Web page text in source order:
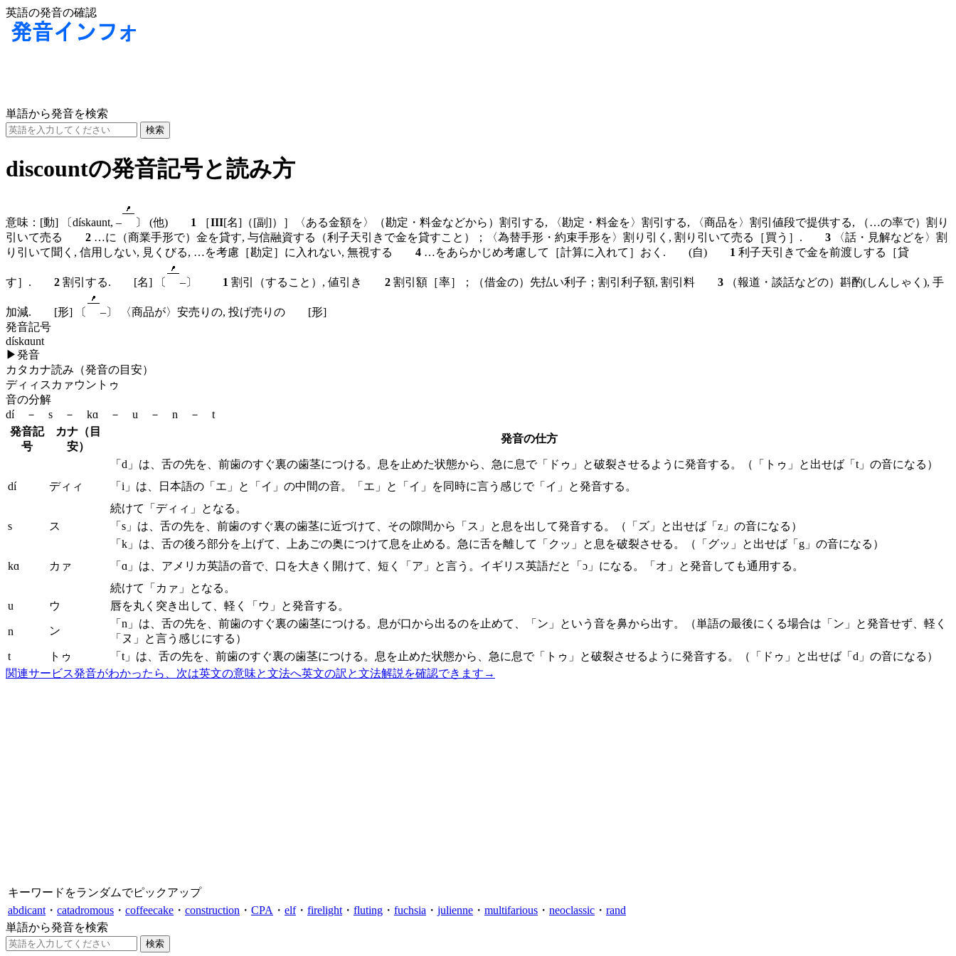
英語の発音の確認
単語から発音を検索
discountの発音記号と読み方
意味： [動] 〔dískaunt, – 〕 (他) 1 ［III[名] （[副]）］〈ある金額を〉（勘定・料金などから）割引する, 〈勘定・料金を〉割引する, 〈商品を〉割引値段で提供する, （…の率で）割り
引いて売る 2 …に（商業手形で）金を貸す, 与信融資する（利子天引きで金を貸すこと）；〈為替手形・約束手形を〉割り引く, 割り引いて売る［買う］. 3 〈話・見解などを〉割
り引いて聞く, 信用しない, 見くびる, …を考慮［勘定］に入れない, 無視する 4 …をあらかじめ考慮して［計算に入れて］おく. (自) 1 利子天引きで金を前渡しする［貸
す］. 2 割引する. [名] 〔 –〕 1 割引（すること）, 値引き 2 割引額［率］；（借金の）先払い利子；割引利子額, 割引料 3 （報道・談話などの）斟酌(しんしゃく), 手
加減. [形] 〔 –〕 〈商品が〉安売りの, 投げ売りの [形]
発音記号
dískɑunt
▶発音
カタカナ読み（発音の目安）
ディィスカァウントゥ
音の分解
dí － s － kɑ － u － n － t
発音記
号
カナ（目
安）
発音の仕方
dí ディィ
「d」は、舌の先を、前歯のすぐ裏の歯茎につける。息を止めた状態から、急に息で「ドゥ」と破裂させるように発音する。（「トゥ」と出せば「t」の音になる）
「i」は、日本語の「エ」と「イ」の中間の音。「エ」と「イ」を同時に言う感じで「イ」と発音する。
続けて「ディィ」となる。
s
ス 「s」は、舌の先を、前歯のすぐ裏の歯茎に近づけて、その隙間から「ス」と息を出して発音する。（「ズ」と出せば「z」の音になる）
kɑ カァ
「k」は、舌の後ろ部分を上げて、上あごの奥につけて息を止める。急に舌を離して「クッ」と息を破裂させる。（「グッ」と出せば「g」の音になる）
「ɑ」は、アメリカ英語の音で、口を大きく開けて、短く「ア」と言う。イギリス英語だと「ɔ」になる。「オ」と発音しても通用する。
続けて「カァ」となる。
u
ウ 唇を丸く突き出して、軽く「ウ」と発音する。
n ン
「n」は、舌の先を、前歯のすぐ裏の歯茎につける。息が口から出るのを止めて、「ン」という音を鼻から出す。（単語の最後にくる場合は「ン」と発音せず、軽く
「ヌ」と言う感じにする）
t
トゥ
「t」は、舌の先を、前歯のすぐ裏の歯茎につける。息を止めた状態から、急に息で「トゥ」と破裂させるように発音する。（「ドゥ」と出せば「d」の音になる）
関連サービス発音がわかったら、次は英文の意味と文法へ英文の訳と文法解説を確認できます →
キーワードをランダムでピックアップ
abdicant ・ catadromous ・ coffeecake ・ construction ・ CPA ・ elf・ firelight ・ fluting ・ fuchsia ・ julienne ・ multifarious ・ neoclassic ・ rand
単語から発音を検索